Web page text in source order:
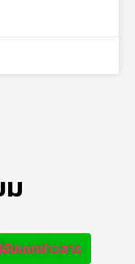
อัปเดทข่าวสาร